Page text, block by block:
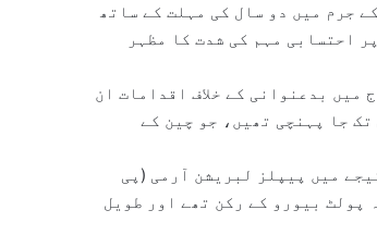
جرم میں دو سال کی مہلت کے ساتھ
احتسابی مہم کی شدت کا مظہر
افواج میں بدعنوانی کے خلاف اقدامات ان
راکٹ فورس تک جا پہنچی تھیں، جو چین کے
میں پیپلز لبریشن آرمی (پی
پولٹ بیورو کے رکن تھے اور طویل